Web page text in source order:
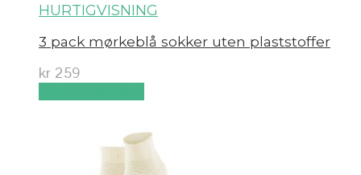
HURTIGVISNING
3 pack mørkeblå sokker uten plaststoffer
kr 259